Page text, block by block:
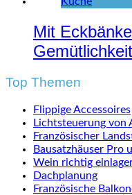
Mit
Top Themen
Flippige Accessoires
Lichtsteuerung von
Französischer
Bausatzhäuser Pro
Wein richtig
Dachplanung
Französische